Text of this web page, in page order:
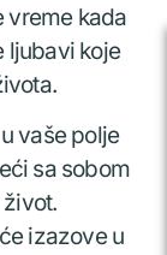
vreme kada
ljubavi koje
vaše polje
sa sobom
izazove u